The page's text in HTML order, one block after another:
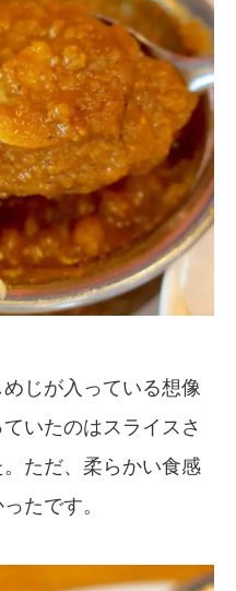
じが入っている想像
いたのはスライスさ
ただ、柔らかい食感
たです。